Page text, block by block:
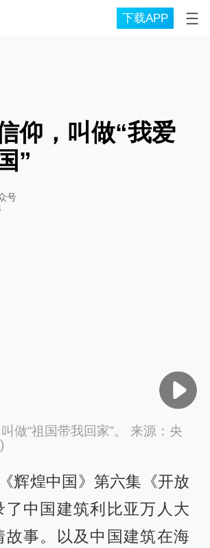
下载APP
仰，叫做“我爱
”
号
做“祖国带我回家”。 来源：央
辉煌中国》第六集《开放
了中国建筑利比亚万人大
故事。以及中国建筑在海